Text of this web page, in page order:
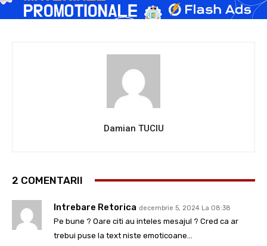
Damian TUCIU
2 COMENTARII
Intrebare Retorica decembrie 5, 2024 La 08:38
Pe bune ? Oare citi au inteles mesajul ? Cred ca ar
trebui puse la text niste emoticoane…